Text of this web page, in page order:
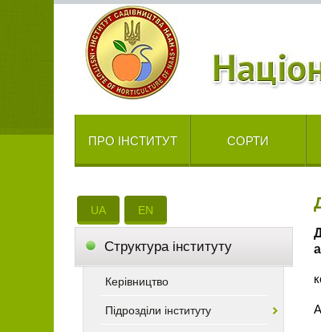
ПРО ІНСТИТУТ СОРТИ
UA EN
Cтруктура інституту
Керівництво
Підрозділи інституту